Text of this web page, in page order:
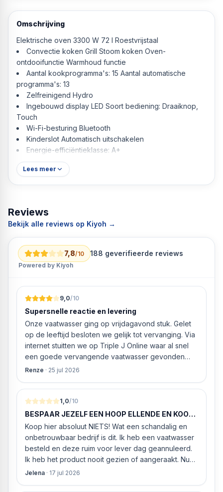
Omschrijving
Elektrische oven 3300 W 72 l Roestvrijstaal
Convectie koken Grill Stoom koken Oven-
ontdooifunctie Warmhoud functie
Aantal kookprogramma's: 15 Aantal automatische
programma's: 13
Zelfreinigend Hydro
Ingebouwd display LED Soort bediening: Draaiknop,
Touch
Wi-Fi-besturing Bluetooth
Kinderslot Automatisch uitschakelen
Energie-efficiëntieklasse: A+
Lees meer
Reviews
Bekijk alle reviews op Kiyoh →
7,8/10 188 geverifieerde reviews
Powered by Kiyoh
9,0/10
Supersnelle reactie en levering
Onze vaatwasser ging op vrijdagavond stuk. Gelet
op de leeftijd besloten we gelijk tot vervanging. Via
internet stuitten we op Triple J Online waar al snel
een goede vervangende vaatwasser gevonden
werd. ‘s Ochtends even gebeld met de
geïnstalleerd kan worden. Dit bleek het geval tegen
alleszins concurrente prijzen. De vriendelijke
medewerker gaf aan dat, als we gelijk via de
website gingen bestellen en betalen, hij z’n best
ging doen om ‘s middags nog te leveren. Het
bleken geen loze woorden: om 16.00 uur werd de
Neff vaatwasser geleverd en ver
Renze · 25 jul 2026
1,0/10
BESPAAR JEZELF EEN HOOP ELLENDE EN KOOP
HIER NIETS!
Koop hier absoluut NIETS! Wat een schandalig en
onbetrouwbaar bedrijf is dit. Ik heb een vaatwasser
besteld en deze ruim voor lever dag geannuleerd.
Ik heb het product nooit gezien of aangeraakt. Nu
weigeren ze gewoon om mijn geld volledig terug te
Jelena · 17 jul 2026